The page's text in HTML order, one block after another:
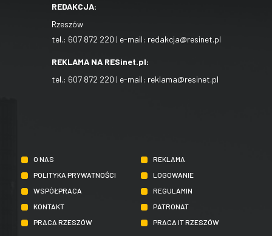
REDAKCJA:
Rzeszów
tel.: 607 872 220 | e-mail: redakcja@resinet.pl
REKLAMA NA RESinet.pl:
tel.: 607 872 220 | e-mail: reklama@resinet.pl
O NAS
REKLAMA
POLITYKA PRYWATNOŚCI
LOGOWANIE
WSPÓŁPRACA
REGULAMIN
KONTAKT
PATRONAT
PRACA RZESZÓW
PRACA IT RZESZÓW